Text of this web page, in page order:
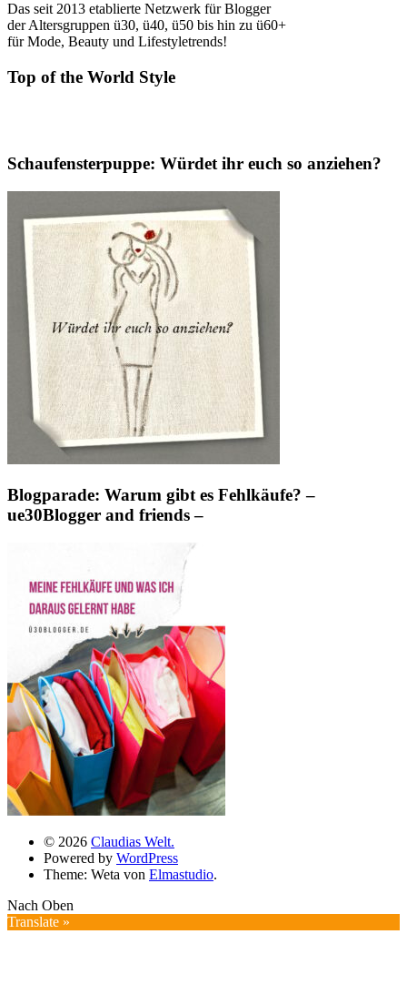
Das seit 2013 etablierte Netzwerk für Blogger
der Altersgruppen ü30, ü40, ü50 bis hin zu ü60+
für Mode, Beauty und Lifestyletrends!
Top of the World Style
Schaufensterpuppe: Würdet ihr euch so anziehen?
Blogparade: Warum gibt es Fehlkäufe? –
ue30Blogger and friends –
© 2026 Claudias Welt.
Powered by WordPress
Theme: Weta von Elmastudio.
Nach Oben
Translate »